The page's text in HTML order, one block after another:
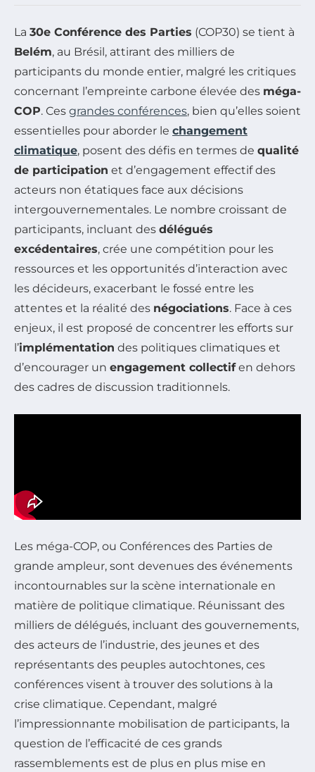
La 30e Conférence des Parties (COP30) se tient à
Belém, au Brésil, attirant des milliers de
participants du monde entier, malgré les critiques
concernant l’empreinte carbone élevée des méga-
COP. Ces grandes conférences, bien qu’elles soient
essentielles pour aborder le changement
climatique, posent des défis en termes de qualité
de participation et d’engagement effectif des
acteurs non étatiques face aux décisions
intergouvernementales. Le nombre croissant de
participants, incluant des délégués
excédentaires, crée une compétition pour les
ressources et les opportunités d’interaction avec
les décideurs, exacerbant le fossé entre les
attentes et la réalité des négociations. Face à ces
enjeux, il est proposé de concentrer les efforts sur
l’implémentation des politiques climatiques et
d’encourager un engagement collectifen dehors
des cadres de discussion traditionnels.
Les méga-COP, ou Conférences des Parties de
grande ampleur, sont devenues des événements
incontournables sur la scène internationale en
matière de politique climatique. Réunissant des
milliers de délégués, incluant des gouvernements,
des acteurs de l’industrie, des jeunes et des
représentants des peuples autochtones, ces
conférences visent à trouver des solutions à la
crise climatique. Cependant, malgré
l’impressionnante mobilisation de participants, la
question de l’efficacité de ces grands
rassemblements est de plus en plus mise en